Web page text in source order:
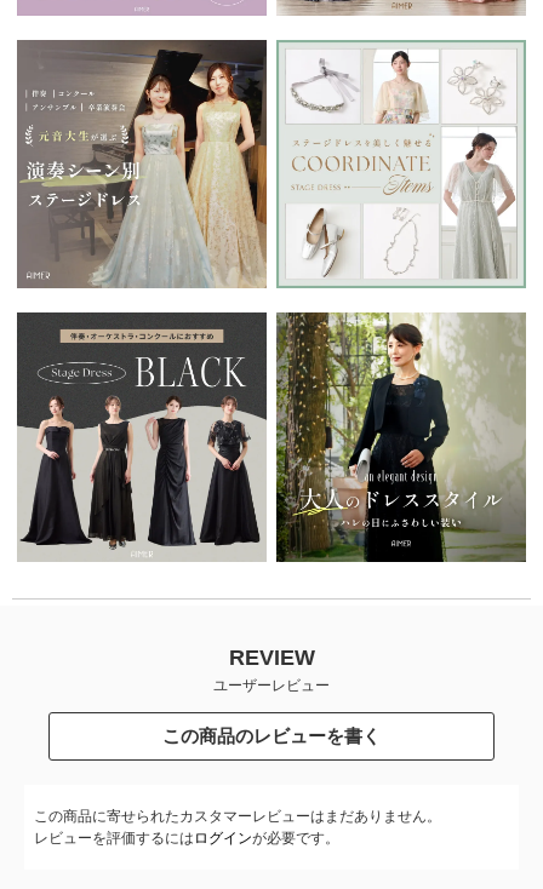
REVIEW
ユーザーレビュー
この商品のレビューを書く
この商品に寄せられたカスタマーレビューはまだありません。
レビューを評価するには ログインが必要です。